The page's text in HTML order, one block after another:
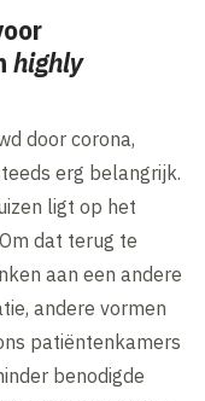
highly
door corona,
erg belangrijk.
ligt op het
dat terug te
aan een andere
andere vormen
patiëntenkamers
benodigde